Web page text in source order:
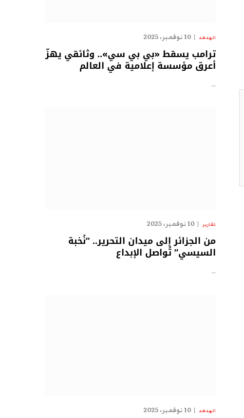
الهدهد 10 نوفمبر، 2025
ترامب يسقط «بي بي سي».. وثائقي يهزّ
أعرق مؤسسة إعلامية في العالم
…
تقارير 10 نوفمبر، 2025
من الجزائر إلى ميدان التحرير.. “نُخبة
السيسي” تُواصل الإبداع
…
الهدهد 10 نوفمبر، 2025